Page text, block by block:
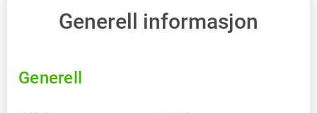
Generell informasjon
Generell